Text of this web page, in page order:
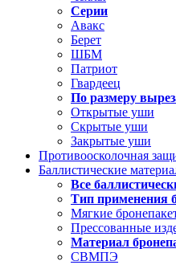
Серии
Авакс
Берет
ШБМ
Патриот
Гвардеец
По размеру
Открытые уши
Скрытые уши
Закрытые уши
Противоосколочная
Баллистические
Все
Тип применения
Мягкие
Прессованные
Материал
СВМПЭ